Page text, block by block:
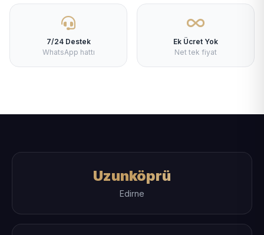
7/24 Destek
WhatsApp hattı
Ek Ücret Yok
Net tek fiyat
Uzunköprü
Edirne